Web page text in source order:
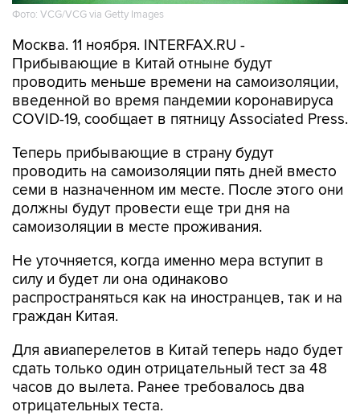
Фото: VCG/VCG via Getty Images
Москва. 11 ноября. INTERFAX.RU -
Прибывающие в Китай отныне будут
проводить меньше времени на самоизоляции,
введенной во время пандемии коронавируса
COVID-19, сообщает в пятницу Associated Press.
Теперь прибывающие в страну будут
проводить на самоизоляции пять дней вместо
семи в назначенном им месте. После этого они
должны будут провести еще три дня на
самоизоляции в месте проживания.
Не уточняется, когда именно мера вступит в
силу и будет ли она одинаково
распространяться как на иностранцев, так и на
граждан Китая.
Для авиаперелетов в Китай теперь надо будет
сдать только один отрицательный тест за 48
часов до вылета. Ранее требовалось два
отрицательных теста.